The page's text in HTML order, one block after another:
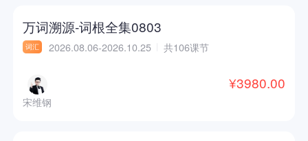
万词溯源-词根全集0803
词汇 2026.08.06-2026.10.25 共106课节
宋维钢
¥3980.00